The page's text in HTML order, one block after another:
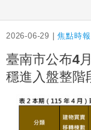
2026-06-29 |焦點時
臺南市公布4
穩進入盤整階